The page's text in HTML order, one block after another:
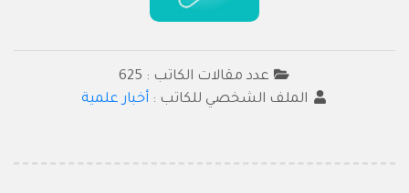
عدد مقالات الكاتب : 625
الملف الشخصي للكاتب : أخبار علمية